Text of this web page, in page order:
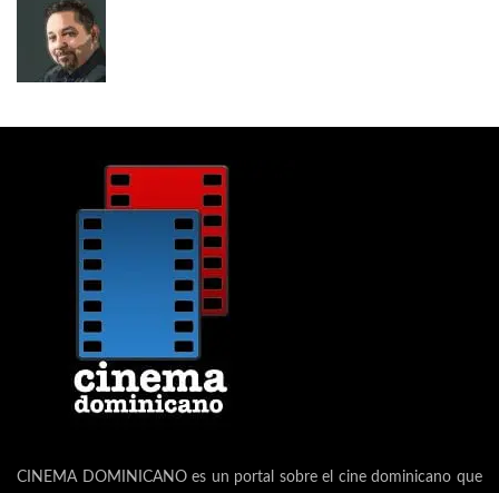
CINEMA DOMINICANO es un portal sobre el cine dominicano que